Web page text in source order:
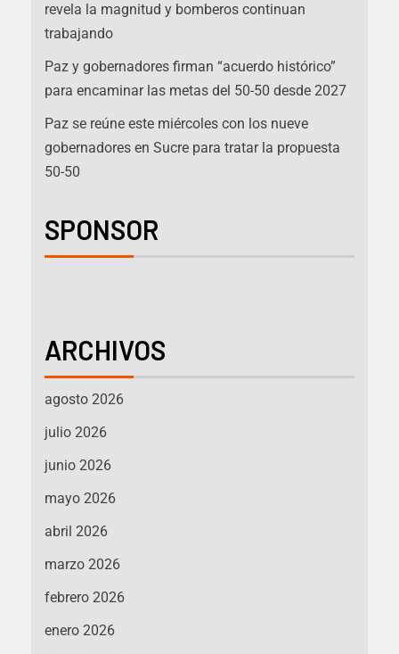
revela la magnitud y bomberos continuan
trabajando
Paz y gobernadores firman “acuerdo histórico”
para encaminar las metas del 50-50 desde 2027
Paz se reúne este miércoles con los nueve
gobernadores en Sucre para tratar la propuesta
50-50
SPONSOR
ARCHIVOS
agosto 2026
julio 2026
junio 2026
mayo 2026
abril 2026
marzo 2026
febrero 2026
enero 2026